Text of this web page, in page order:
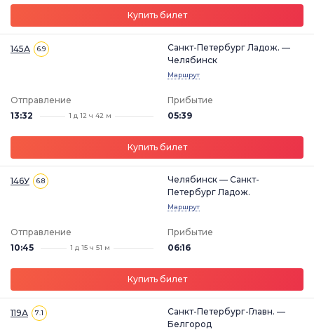
Купить билет
145А 6.9
Санкт-Петербург Ладож. —
Челябинск
Маршрут
Отправление
13:32
1 д 12 ч 42 м
Прибытие
05:39
Купить билет
146У 6.8
Челябинск — Санкт-
Петербург Ладож.
Маршрут
Отправление
10:45
1 д 15 ч 51 м
Прибытие
06:16
Купить билет
119А 7.1
Санкт-Петербург-Главн. —
Белгород